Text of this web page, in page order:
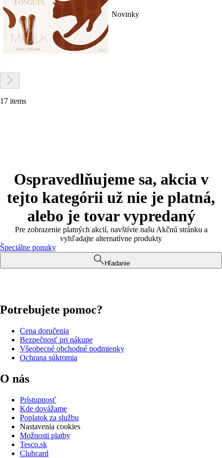
Novinky
17 items
Ospravedlňujeme sa, akcia v
tejto kategórii už nie je platná,
alebo je tovar vypredaný
Pre zobrazenie platných akcií, navštívte našu Akčnú stránku a
vyhľadajte alternatívne produkty
Špeciálne ponuky
Hľadanie
Potrebujete pomoc?
Cena doručenia
Bezpečnosť pri nákupe
Všeobecné obchodné podmienky
Ochrana súkromia
O nás
Prístupnosť
Kde dovážame
Poplatok za službu
Nastavenia cookies
Možnosti platby
Tesco.sk
Clubcard